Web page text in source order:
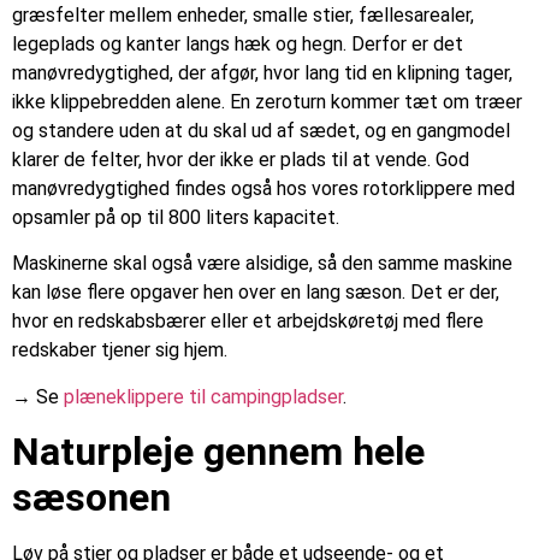
græsfelter mellem enheder, smalle stier, fællesarealer,
legeplads og kanter langs hæk og hegn. Derfor er det
manøvredygtighed, der afgør, hvor lang tid en klipning tager,
ikke klippebredden alene. En zeroturn kommer tæt om træer
og standere uden at du skal ud af sædet, og en gangmodel
klarer de felter, hvor der ikke er plads til at vende. God
manøvredygtighed findes også hos vores rotorklippere med
opsamler på op til 800 liters kapacitet.
Maskinerne skal også være alsidige, så den samme maskine
kan løse flere opgaver hen over en lang sæson. Det er der,
hvor en redskabsbærer eller et arbejdskøretøj med flere
redskaber tjener sig hjem.
→ Se plæneklippere til campingpladser.
Naturpleje gennem hele
sæsonen
Løv på stier og pladser er både et udseende- og et